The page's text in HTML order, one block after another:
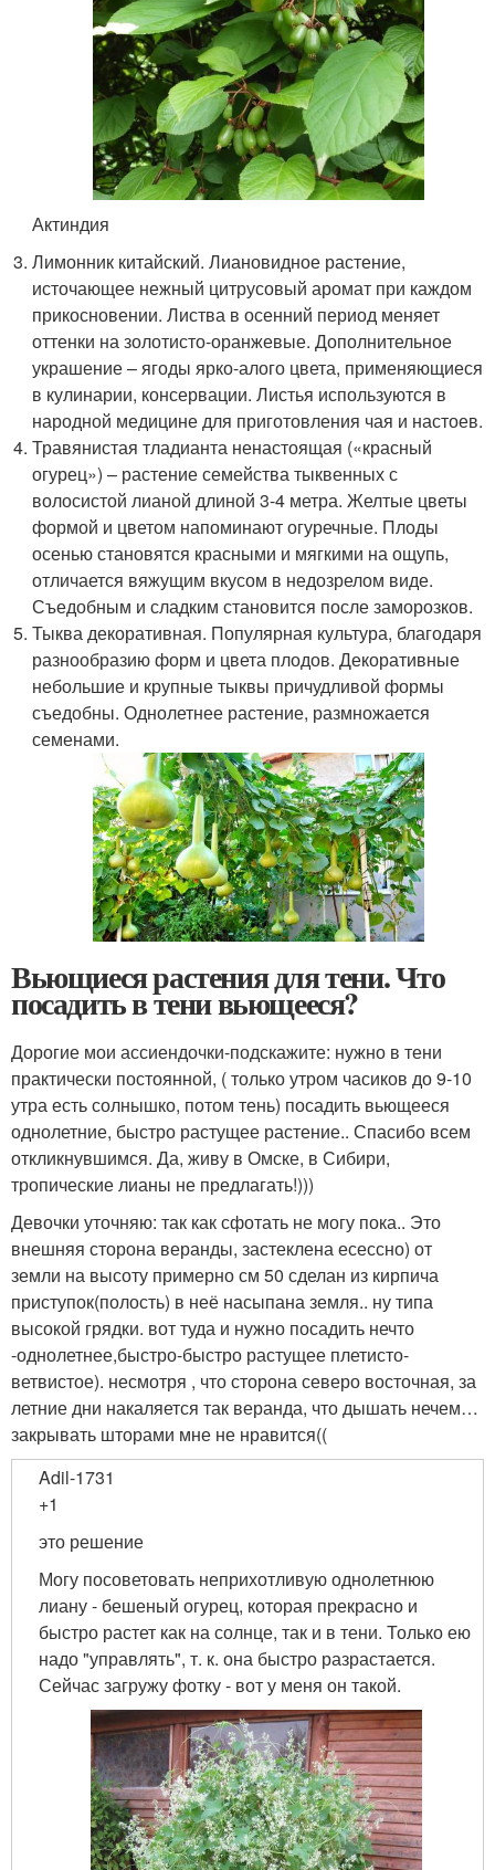
Актиндия
Лимонник китайский. Лиановидное растение,
источающее нежный цитрусовый аромат при каждом
прикосновении. Листва в осенний период меняет
оттенки на золотисто-оранжевые. Дополнительное
украшение – ягоды ярко-алого цвета, применяющиеся
в кулинарии, консервации. Листья используются в
народной медицине для приготовления чая и настоев.
Травянистая тладианта ненастоящая («красный
огурец») – растение семейства тыквенных с
волосистой лианой длиной 3-4 метра. Желтые цветы
формой и цветом напоминают огуречные. Плоды
осенью становятся красными и мягкими на ощупь,
отличается вяжущим вкусом в недозрелом виде.
Съедобным и сладким становится после заморозков.
Тыква декоративная. Популярная культура, благодаря
разнообразию форм и цвета плодов. Декоративные
небольшие и крупные тыквы причудливой формы
съедобны. Однолетнее растение, размножается
семенами.
Вьющиеся растения для тени. Что
посадить в тени вьющееся?
Дорогие мои ассиендочки-подскажите: нужно в тени
практически постоянной, ( только утром часиков до 9-10
утра есть солнышко, потом тень) посадить вьющееся
однолетние, быстро растущее растение.. Спасибо всем
откликнувшимся. Да, живу в Омске, в Сибири,
тропические лианы не предлагать!)))
Девочки уточняю: так как сфотать не могу пока.. Это
внешняя сторона веранды, застеклена есессно) от
земли на высоту примерно см 50 сделан из кирпича
приступок(полость) в неё насыпана земля.. ну типа
высокой грядки. вот туда и нужно посадить нечто
-однолетнее,быстро-быстро растущее плетисто-
ветвистое). несмотря , что сторона северо восточная, за
летние дни накаляется так веранда, что дышать нечем…
закрывать шторами мне не нравится((
Adil-1731
+1
это решение
Могу посоветовать неприхотливую однолетнюю
лиану - бешеный огурец, которая прекрасно и
быстро растет как на солнце, так и в тени. Только ею
надо "управлять", т. к. она быстро разрастается.
Сейчас загружу фотку - вот у меня он такой.